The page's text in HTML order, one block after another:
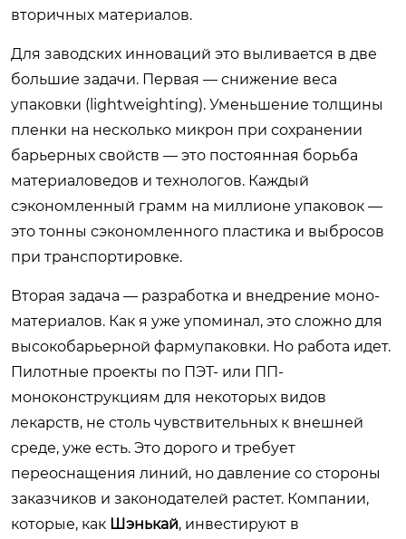
вторичных материалов.
Для заводских инноваций это выливается в две
большие задачи. Первая — снижение веса
упаковки (lightweighting). Уменьшение толщины
пленки на несколько микрон при сохранении
барьерных свойств — это постоянная борьба
материаловедов и технологов. Каждый
сэкономленный грамм на миллионе упаковок —
это тонны сэкономленного пластика и выбросов
при транспортировке.
Вторая задача — разработка и внедрение моно-
материалов. Как я уже упоминал, это сложно для
высокобарьерной фармупаковки. Но работа идет.
Пилотные проекты по ПЭТ- или ПП-
моноконструкциям для некоторых видов
лекарств, не столь чувствительных к внешней
среде, уже есть. Это дорого и требует
переоснащения линий, но давление со стороны
заказчиков и законодателей растет. Компании,
которые, как Шэнькай, инвестируют в